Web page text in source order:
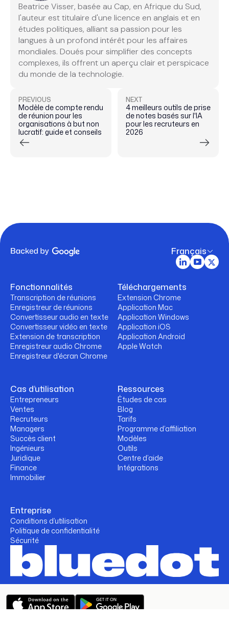
Beatrice Visser, basée au Cap, en Afrique du Sud,
l'auteur est titulaire d'une licence en anglais et en
études politiques, alliant sa passion pour les
langues à un profond intérêt pour les affaires
mondiales. Doués pour simplifier des concepts
complexes, ils offrent un aperçu clair et perspicace
du monde de la technologie.
PREVIOUS
Modèle de compte rendu
de réunion pour les
organisations à but non
lucratif: guide et conseils
NEXT
4 meilleurs outils de prise
de notes basés sur l'IA
pour les recruteurs en
2026
Français
Fonctionnalités
Transcription de réunions
Enregistreur de réunions
Convertisseur audio en texte
Convertisseur vidéo en texte
Extension de transcription
Enregistreur audio Chrome
Enregistreur d'écran Chrome
Téléchargements
Extension Chrome
Application Mac
Application Windows
Application iOS
Application Android
Apple Watch
Cas d’utilisation
Entrepreneurs
Ventes
Recruteurs
Managers
Succès client
Ingénieurs
Juridique
Finance
Immobilier
Ressources
Études de cas
Blog
Tarifs
Programme d’affiliation
Modèles
Outils
Centre d’aide
Intégrations
Entreprise
Conditions d’utilisation
Politique de confidentialité
Sécurité